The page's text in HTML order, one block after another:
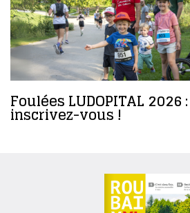
Foulées LUDOPITAL 2026 :
inscrivez-vous !